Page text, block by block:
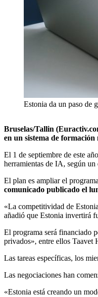
Estonia da un paso de
Bruselas/Tallin
en un sistema de
El 1 de septiembre de este
herramientas de IA, según
El plan es ampliar el
comunicado publicado el
«La competitividad de
añadió que Estonia invertirá
El programa será financiado
privados», entre ellos
Las tareas específicas, los
Las negociaciones han
«Estonia está creando un